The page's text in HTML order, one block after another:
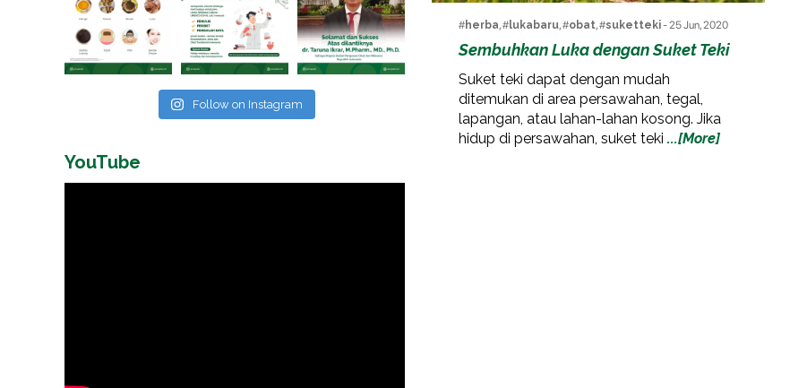
#herba, #lukabaru, #obat, #suketteki- 25 Jun, 2020
Sembuhkan Luka dengan Suket Teki
Suket teki dapat dengan mudah
ditemukan di area persawahan, tegal,
lapangan, atau lahan-lahan kosong. Jika
hidup di persawahan, suket teki ...[More]
Follow on Instagram
YouTube